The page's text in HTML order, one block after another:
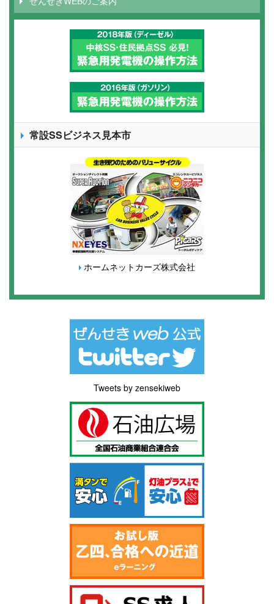
常設SSビジネス見本市
ホームネットカーズ株式会社
Tweets by zensekiweb